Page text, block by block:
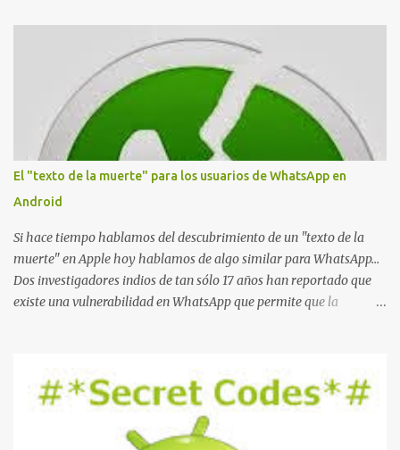
s
El "texto de la muerte" para los usuarios de WhatsApp en
Android
Si hace tiempo hablamos del descubrimiento de un "texto de la
muerte" en Apple hoy hablamos de algo similar para WhatsApp...
Dos investigadores indios de tan sólo 17 años han reportado que
existe una vulnerabilidad en WhatsApp que permite que la
La vulnerabilidad ha sido probada y funciona correctamente en la
mayoría de las versiones de Android y de WhatsApp incluyendo la
2.11.431 y 2.11.432. Sin embargo todavía no se ha probado en iOS y
Windows no parece ser vulnerable. Esto podría provocar que se